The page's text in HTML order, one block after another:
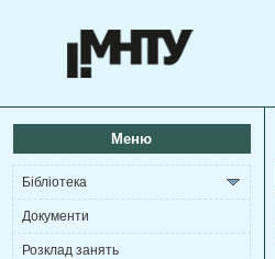
Меню
Бібліотека
Документи
Розклад занять